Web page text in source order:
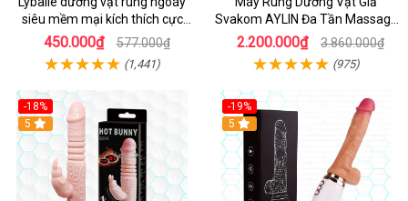
siêu mềm mại kích thích cực
mạnh
450.000₫ 577.000₫
(1,441)
Svakom AYLIN Đa Tần Massage
Sướng
2.200.000₫ 3.860.000₫
(975)
-18%
Hot
5
-19%
Hot
5